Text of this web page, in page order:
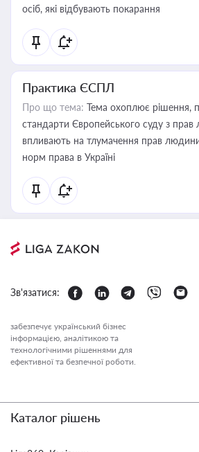
осіб, які відбувають покарання
Практика ЄСПЛ
Про що тема: Тема охоплює рішення,
стандарти Європейського суду з прав
впливають на тлумачення прав людини
норм права в Україні
Зв'язатися:
забезпечує український бізнес
інформацією, аналітикою та
технологічними рішеннями для
ефективної та безпечної роботи.
Каталог рішень